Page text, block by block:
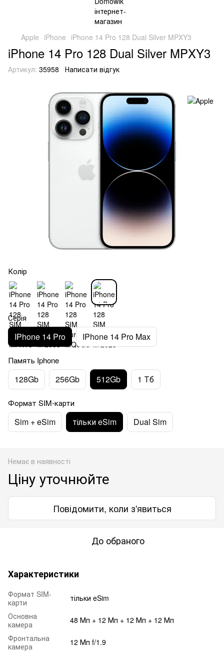
Apple iPhone iPhone 14 Pro 128 Dual Silver MPXY3
iPhone 14 Pro 128 Dual Silver MPXY3
Артикул: 35958 Написати відгук
Колір
Серія
IPhone 14 Pro IPhone 14 Pro Max
Память Iphone
128Gb 256Gb 512Gb 1 Тб
Формат SIM-карти
Sim + eSim тільки eSim Dual Sim
Немає в наявності
Ціну уточнюйте
Повідомити, коли з'явиться
До обраного
Характеристики
Формат SIM-
карти
тільки eSim
Основна
камера
48 Мп + 12 Мп + 12 Мп + 12 Мп
Фронтальна
камера
12 Мп f/1.9